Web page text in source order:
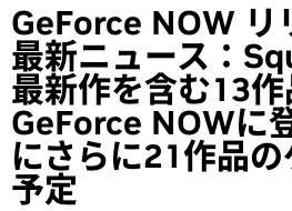
GeForce NOW リ
最新ニュース：
最新作を含む13
GeForce NOWに
にさらに21作品
予定